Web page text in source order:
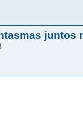
juntos